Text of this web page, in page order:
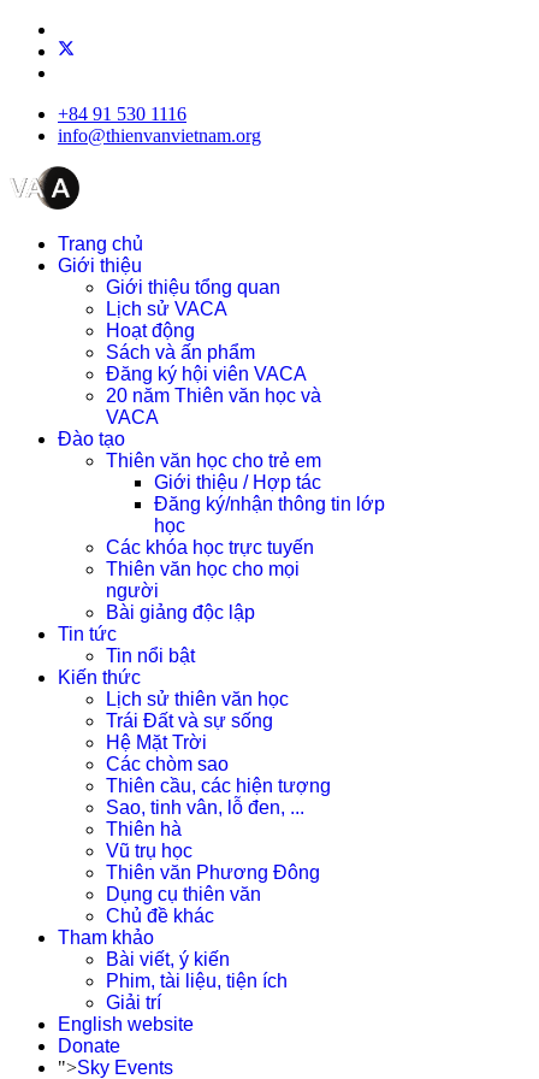
+84 91 530 1116
info@thienvanvietnam.org
Trang chủ
Giới thiệu
Giới thiệu tổng quan
Lịch sử VACA
Hoạt động
Sách và ấn phẩm
Đăng ký hội viên VACA
20 năm Thiên văn học và
VACA
Đào tạo
Thiên văn học cho trẻ em
Giới thiệu / Hợp tác
Đăng ký/nhận thông tin lớp
học
Các khóa học trực tuyến
Thiên văn học cho mọi
người
Bài giảng độc lập
Tin tức
Tin nổi bật
Kiến thức
Lịch sử thiên văn học
Trái Đất và sự sống
Hệ Mặt Trời
Các chòm sao
Thiên cầu, các hiện tượng
Sao, tinh vân, lỗ đen, ...
Thiên hà
Vũ trụ học
Thiên văn Phương Đông
Dụng cụ thiên văn
Chủ đề khác
Tham khảo
Bài viết, ý kiến
Phim, tài liệu, tiện ích
Giải trí
English website
Donate
">Sky Events